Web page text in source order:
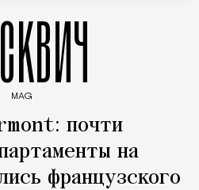
MAG
почти
на
французского